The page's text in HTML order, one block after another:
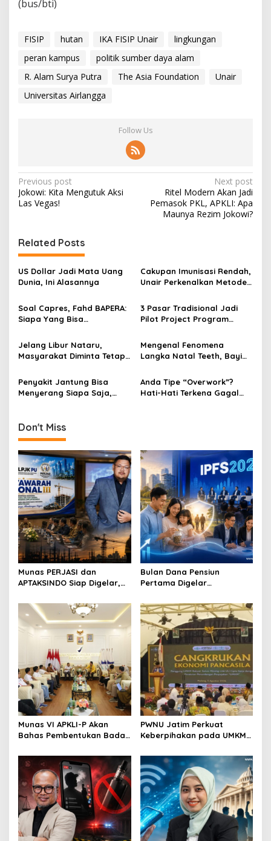
(bus/bti)
FISIP hutan IKA FISIP Unair
lingkungan
peran kampus
politik sumber daya alam
R. Alam Surya Putra
The Asia Foundation
Unair
Universitas Airlangga
Follow Us
P
o
t
n
a
v
i
g
t
o
Previous post
Jokowi: Kita Mengutuk Aksi
Las Vegas!
Next post
Ritel Modern Akan Jadi
Pemasok PKL, APKLI: Apa
Maunya Rezim Jokowi?
Related Posts
US Dollar Jadi Mata Uang
Dunia, Ini Alasannya
Cakupan Imunisasi Rendah,
Unair Perkenalkan Metode
Pesantren di Madura
Soal Capres, Fahd BAPERA:
Siapa Yang Bisa
3 Pasar Tradisional Jadi
Pilot Project Program
Pemkot Surabaya
Jelang Libur Nataru,
Masyarakat Diminta Tetap
Mengenal Fenomena
Langka Natal Teeth, Bayi
Penyakit Jantung Bisa
Menyerang Siapa Saja,
Anda Tipe “Overwork”?
Hati-Hati Terkena Gagal
Don't Miss
Munas PERJASI dan
APTAKSINDO Siap Digelar,
Revisi AD/ART
Bulan Dana Pensiun
Pertama Digelar
Perkuat Ekosistem Pensiun
Berkelanjutan
Munas VI APKLI-P Akan
Bahas Pembentukan Badan
Dinilai Penting Hadapi
Bonus Demografi
PWNU Jatim Perkuat
Keberpihakan pada UMKM